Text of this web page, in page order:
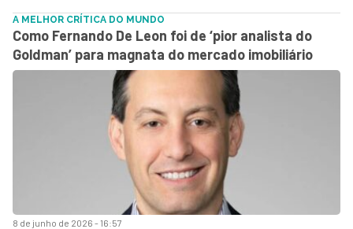
8 de junho de 2026 - 16:57
A MELHOR CRÍTICA DO MUNDO
Como Fernando De Leon foi de ‘pior analista do
Goldman’ para magnata do mercado imobiliário